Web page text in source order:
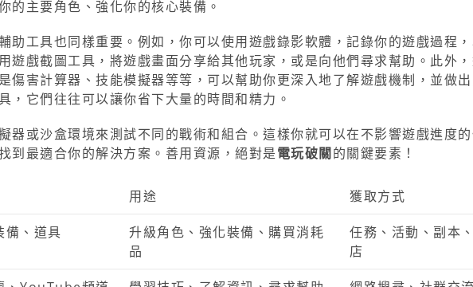
的主要角色、強化你的核心裝備。
助工具也同樣重要。例如，你可以使用遊戲錄影軟體，記錄你的遊戲過程
遊戲截圖工具，將遊戲畫面分享給其他玩家，或是向他們尋求幫助。此外
傷害計算器、技能模擬器等等，可以幫助你更深入地了解遊戲機制，並做
，它們往往可以讓你省下大量的時間和精力。
器或沙盒環境來測試不同的戰術和組合。這樣你就可以在不影響遊戲進度
到最適合你的解決方案。善用資源，絕對是電玩破關的關鍵要素！
用途 獲取方式
備、道具
升級角色、強化裝備、購買消耗
品
任務、活動、副本
店